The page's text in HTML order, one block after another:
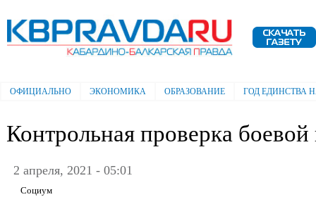
Электронная газета "Кабардино-
Балкарская правда"
Главное меню
ОФИЦИАЛЬНО ЭКОНОМИКА ОБРАЗОВАНИЕ ГОД ЕДИНСТВА
Контрольная проверка боевой
2 апреля, 2021 - 05:01
Социум